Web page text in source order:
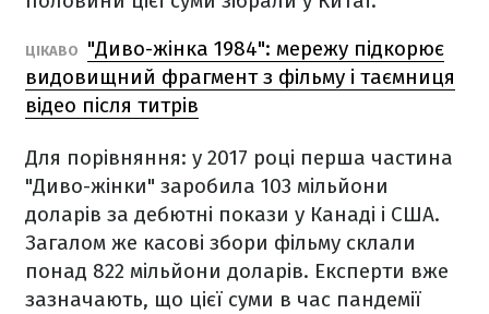
ЦІКАВО
"Диво-жінка 1984": мережу підкорює
видовищний фрагмент з фільму і таємниця
відео після титрів
Для порівняння: у 2017 році перша частина
"Диво-жінки" заробила 103 мільйони
доларів за дебютні покази у Канаді і США.
Загалом же касові збори фільму склали
понад 822 мільйони доларів. Експерти вже
зазначають, що цієї суми в час пандемії